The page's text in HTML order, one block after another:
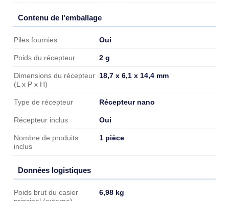
Contenu de l'emballage
Contenu de l'emballage
Piles fournies Oui
Poids du récepteur 2 g
Dimensions du récepteur
(L x P x H)
18,7 x 6,1 x 14,4 mm
Type de récepteur Récepteur nano
Récepteur inclus Oui
Nombre de produits
inclus
1 pièce
Données logistiques
Données logistiques
Poids brut du casier
6,98 kg